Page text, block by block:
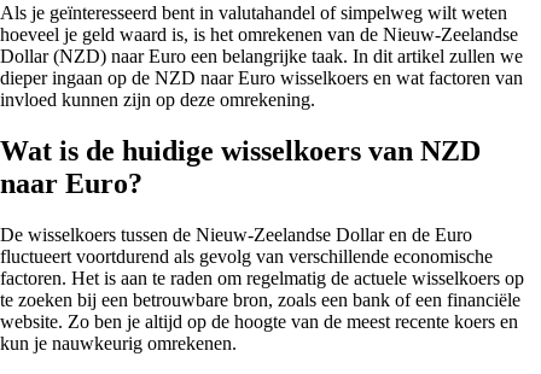
Als je geïnteresseerd bent in valutahandel of simpelweg wilt weten
hoeveel je geld waard is, is het omrekenen van de Nieuw-Zeelandse
Dollar (NZD) naar Euro een belangrijke taak. In dit artikel zullen we
dieper ingaan op de NZD naar Euro wisselkoers en wat factoren van
invloed kunnen zijn op deze omrekening.
Wat is de huidige wisselkoers van NZD
naar Euro?
De wisselkoers tussen de Nieuw-Zeelandse Dollar en de Euro
fluctueert voortdurend als gevolg van verschillende economische
factoren. Het is aan te raden om regelmatig de actuele wisselkoers op
te zoeken bij een betrouwbare bron, zoals een bank of een financiële
website. Zo ben je altijd op de hoogte van de meest recente koers en
kun je nauwkeurig omrekenen.